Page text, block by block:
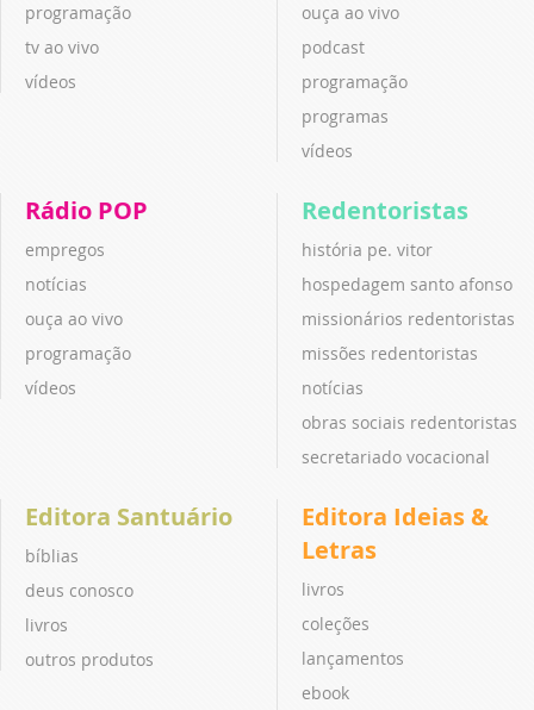
programação
tv ao vivo
vídeos
ouça ao vivo
podcast
programação
programas
vídeos
Rádio POP
empregos
notícias
ouça ao vivo
programação
vídeos
Redentoristas
história pe. vitor
hospedagem santo afonso
missionários redentoristas
missões redentoristas
notícias
obras sociais redentoristas
secretariado vocacional
Editora Santuário
bíblias
deus conosco
livros
outros produtos
Editora Ideias &
Letras
livros
coleções
lançamentos
ebook